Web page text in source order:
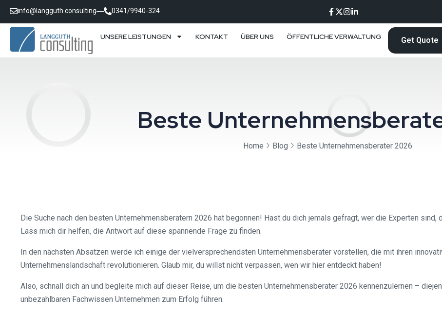
info@langguth.consulting 0341/9940-324
UNSERE LEISTUNGEN KONTAKT ÜBER UNS ÖFFENTLICHE VERWALTUNG Get Quote
Beste
Home Blog Beste Unternehmensberater 2026
Die Suche nach den besten Unternehmensberatern 2026 hat begonnen! Hast du dich jemals gefragt, wer die Experten
Lass mich dir helfen, die Antwort auf diese spannende Frage zu finden.
In den nächsten Absätzen werde ich einige der vielversprechendsten Unternehmensberater vorstellen, die mit ihren
Unternehmenslandschaft revolutionieren. Glaub mir, du willst nicht verpassen, wen wir hier entdeckt haben!
Also, schnall dich an und begleite mich auf dieser Reise, um die besten Unternehmensberater 2026 kennenzulernen –
unbezahlbaren Fachwissen Unternehmen zum Erfolg führen.